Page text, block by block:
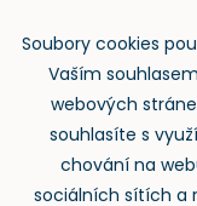
Zpětný odběr
Soubory cookies
Vaším
webových
souhlasíte s
chování na
sociálních sítích a